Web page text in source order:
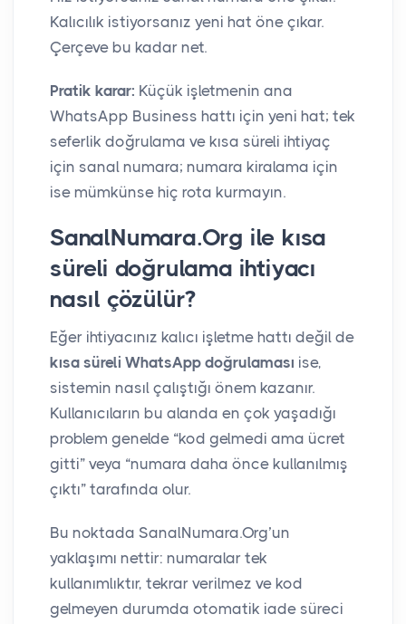
Kalıcılık istiyorsanız yeni hat öne çıkar.
Çerçeve bu kadar net.
Pratik karar: Küçük işletmenin ana
WhatsApp Business hattı için yeni hat; tek
seferlik doğrulama ve kısa süreli ihtiyaç
için sanal numara; numara kiralama için
ise mümkünse hiç rota kurmayın.
SanalNumara.Org ile kısa
süreli doğrulama ihtiyacı
nasıl çözülür?
Eğer ihtiyacınız kalıcı işletme hattı değil de
kısa süreli WhatsApp doğrulaması ise,
sistemin nasıl çalıştığı önem kazanır.
Kullanıcıların bu alanda en çok yaşadığı
problem genelde “kod gelmedi ama ücret
gitti” veya “numara daha önce kullanılmış
çıktı” tarafında olur.
Bu noktada SanalNumara.Org’un
yaklaşımı nettir: numaralar tek
kullanımlıktır, tekrar verilmez ve kod
gelmeyen durumda otomatik iade süreci